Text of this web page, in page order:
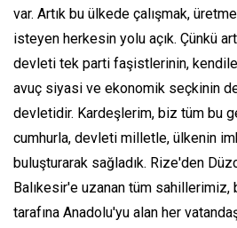
var. Artık bu ülkede çalışmak,
isteyen herkesin yolu açık. Çünkü
devleti tek parti faşistlerinin,
avuç siyasi ve ekonomik seçkinin
devletidir. Kardeşlerim, biz tüm bu
cumhurla, devleti milletle, ülkenin
buluşturarak sağladık. Rize'den
Balıkesir'e uzanan tüm sahillerimiz,
tarafına Anadolu'yu alan her